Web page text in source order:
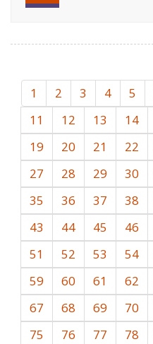
1 2 3 4 5
11
12 13 14
19
20 21 22
27
28 29 30
35
36 37 38
43
44 45 46
51
52 53 54
59
60 61 62
67
68 69 70
75
76 77 78